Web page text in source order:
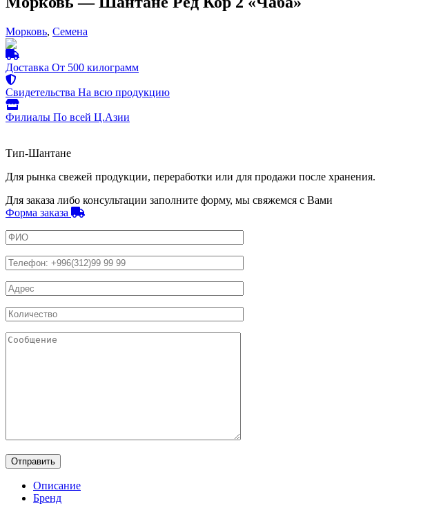
Морковь, Семена
Доставка От 500 килограмм
Свидетельства На всю продукцию
Филиалы По всей Ц.Азии
Тип-Шантане
Для рынка свежей продукции, переработки или для продажи после хранения.
Для заказа либо консультации заполните форму, мы свяжемся с Вами
Форма заказа
Описание
Бренд